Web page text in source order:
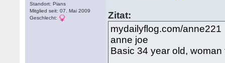
Standort: Pians
Mitglied seit: 07. Mai 2009
Geschlecht:
Zitat:
mydailyflog.com/anne221
anne joe
Basic 34 year old,